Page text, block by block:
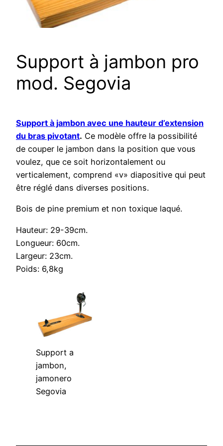
Support à jambon pro
mod. Segovia
Support à jambon avec une hauteur d’extension
du bras pivotant. Ce modèle offre la possibilité
de couper le jambon dans la position que vous
voulez, que ce soit horizontalement ou
verticalement, comprend «v» diapositive qui peut
être réglé dans diverses positions.
Bois de pine premium et non toxique laqué.
Hauteur: 29-39cm.
Longueur: 60cm.
Largeur: 23cm.
Poids: 6,8kg
Support a
jambon,
jamonero
Segovia